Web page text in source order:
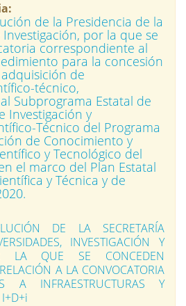
de la Presidencia de la
por la que se
correspondiente al
para la concesión
de
técnico,
Subprograma Estatal de
Investigación y
Técnico del Programa
de Conocimiento y
y Tecnológico del
el marco del Plan Estatal
y Técnica y de
DE LA SECRETARÍA
INVESTIGACIÓN Y
LA QUE SE CONCEDEN
A LA CONVOCATORIA
A INFRAESTRUCTURAS Y